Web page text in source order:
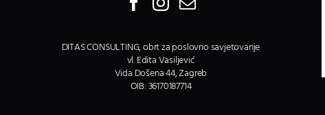
DITAS CONSULTING, obrt za poslovno savjetovanje
vl. Edita Vasiljević
Vida Došena 44, Zagreb
OIB: 36170187714